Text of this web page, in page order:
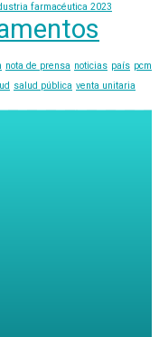
farmacéutica 2023
nota de prensa noticias país pcm
salud pública venta unitaria